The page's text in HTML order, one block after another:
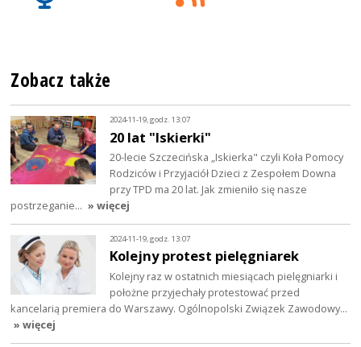
Zobacz także
2024-11-19, godz. 13:07
20 lat "Iskierki"
20-lecie Szczecińska „Iskierka" czyli Koła Pomocy
Rodziców i Przyjaciół Dzieci z Zespołem Downa
przy TPD ma 20 lat. Jak zmieniło się nasze
postrzeganie… » więcej
2024-11-19, godz. 13:07
Kolejny protest pielęgniarek
Kolejny raz w ostatnich miesiącach pielęgniarki i
położne przyjechały protestować przed
kancelarią premiera do Warszawy. Ogólnopolski Związek Zawodowy…
» więcej